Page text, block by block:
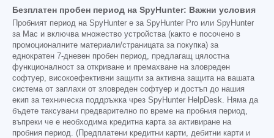
Безплатен пробен период на SpyHunter: Важни условия
Пробният период на SpyHunter е за SpyHunter Pro или SpyHunter
за Mac и включва множество устройства (както е посочено в
промоционалните материали/страницата за покупка) за
еднократен 7-дневен пробен период, предлагащ цялостна
функционалност за откриване и премахване на зловреден
софтуер, високоефективни защити за активна защита на вашата
система от заплахи от зловреден софтуер и достъп до нашия
екип за техническа поддръжка чрез SpyHunter HelpDesk. Няма да
бъдете таксувани предварително по време на пробния период,
въпреки че е необходима кредитна карта за активиране на
пробния период. (Предплатени кредитни карти, дебитни карти и